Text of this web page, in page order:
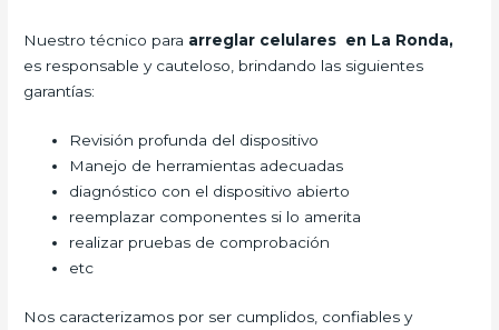
Nuestro técnico para arreglar celulares en La Ronda,
es responsable y cauteloso, brindando las siguientes
garantías:
Revisión profunda del dispositivo
Manejo de herramientas adecuadas
diagnóstico con el dispositivo abierto
reemplazar componentes si lo amerita
realizar pruebas de comprobación
etc
Nos caracterizamos por ser cumplidos, confiables y